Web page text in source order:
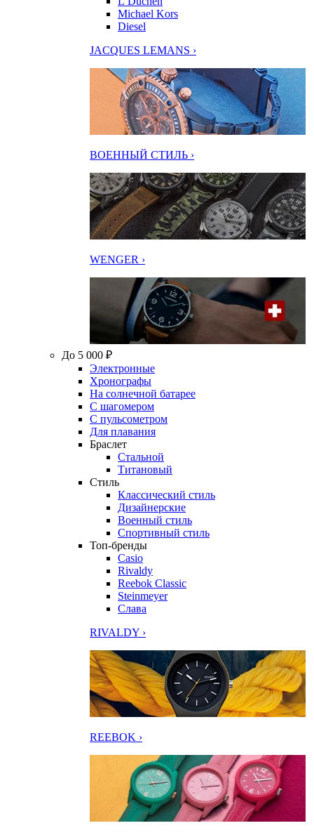
Michael Kors
Diesel
JACQUES LEMANS ›
ВОЕННЫЙ СТИЛЬ ›
WENGER ›
До 5 000 ₽
Электронные
Хронографы
На солнечной батарее
С шагомером
С пульсометром
Для плавания
Браслет
Стальной
Титановый
Стиль
Классический стиль
Дизайнерские
Военный стиль
Спортивный стиль
Топ-бренды
Casio
Rivaldy
Reebok Classic
Steinmeyer
Слава
RIVALDY ›
REEBOK ›